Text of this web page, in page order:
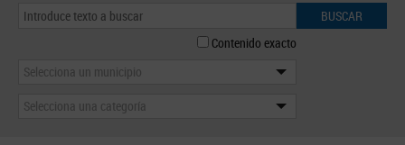
BUSCAR
Contenido exacto
Selecciona un municipio
Selecciona una categoría